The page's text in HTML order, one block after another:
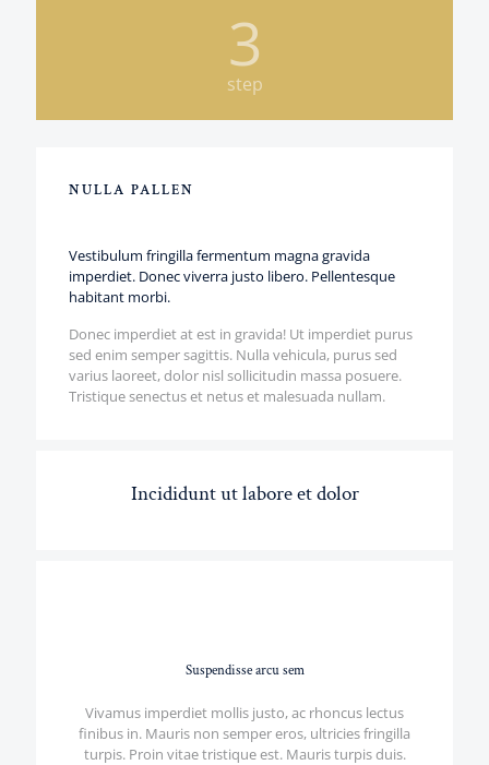
3
step
NULLA PALLEN
Vestibulum fringilla fermentum magna gravida
imperdiet. Donec viverra justo libero. Pellentesque
habitant morbi.
Donec imperdiet at est in gravida! Ut imperdiet purus
sed enim semper sagittis. Nulla vehicula, purus sed
varius laoreet, dolor nisl sollicitudin massa posuere.
Tristique senectus et netus et malesuada nullam.
Incididunt ut labore et dolor
Suspendisse arcu sem
Vivamus imperdiet mollis justo, ac rhoncus lectus
finibus in. Mauris non semper eros, ultricies fringilla
turpis. Proin vitae tristique est. Mauris turpis duis.